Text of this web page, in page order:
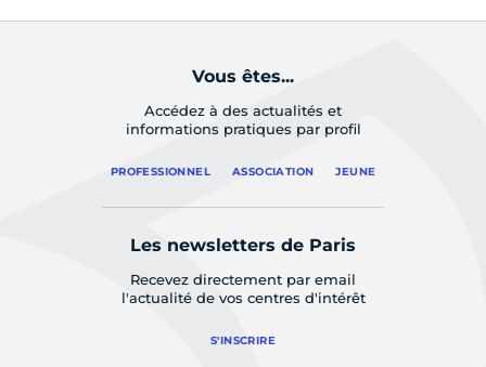
Vous êtes...
Accédez à des actualités et
informations pratiques par profil
PROFESSIONNEL ASSOCIATION JEUNE
Les newsletters de Paris
Recevez directement par email
l'actualité de vos centres d'intérêt
S'INSCRIRE